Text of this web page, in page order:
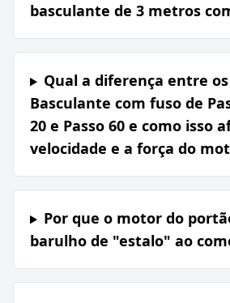
basculante de 3 metros
Qual a diferença entre os
Basculante com fuso de
20 e Passo 60 e como isso
velocidade e a força do
Por que o motor do
barulho de "estalo" ao